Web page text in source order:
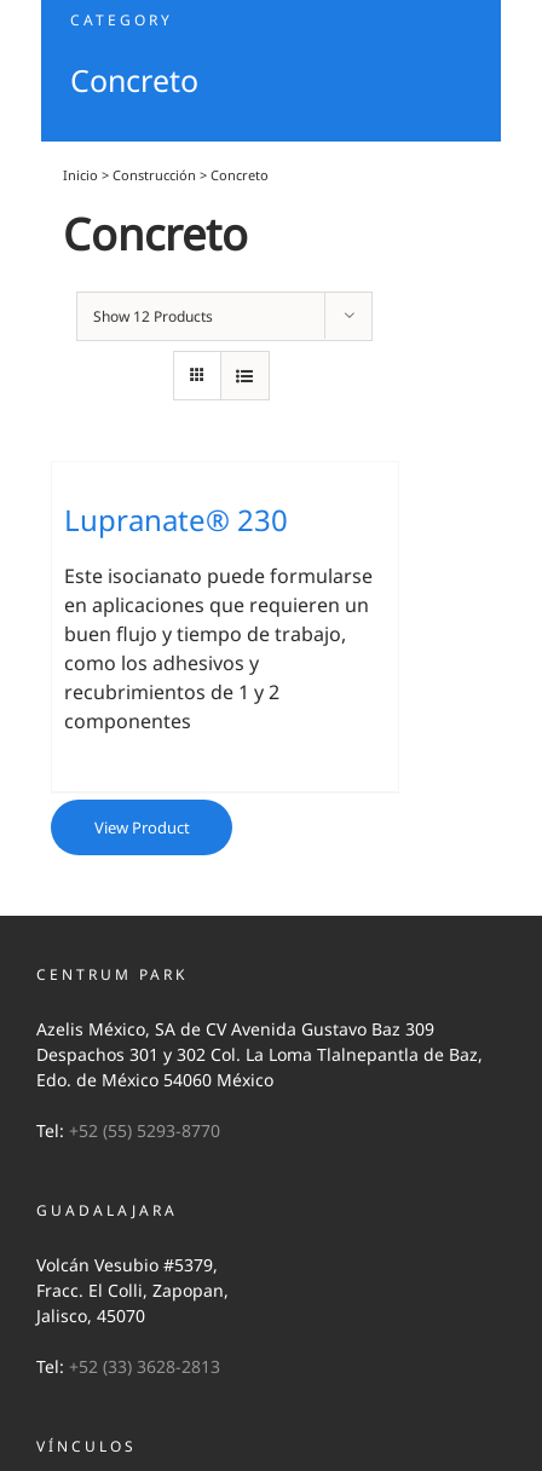
CATEGORY
Concreto
Inicio >Construcción >Concreto
Concreto
Show 12 Products
Lupranate® 230
Este isocianato puede formularse
en aplicaciones que requieren un
buen flujo y tiempo de trabajo,
como los adhesivos y
recubrimientos de 1 y 2
componentes
View Product
CENTRUM PARK
Azelis México, SA de CV Avenida Gustavo Baz 309
Despachos 301 y 302 Col. La Loma Tlalnepantla de Baz,
Edo. de México 54060 México
Tel: +52 (55) 5293-8770
GUADALAJARA
Volcán Vesubio #5379,
Fracc. El Colli, Zapopan,
Jalisco, 45070
Tel: +52 (33) 3628-2813
VÍNCULOS